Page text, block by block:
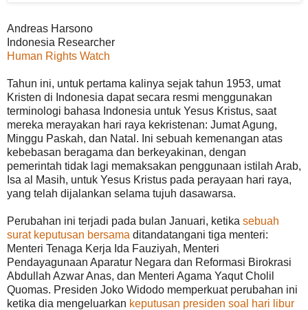
Andreas Harsono
Indonesia Researcher
Human Rights Watch
Tahun ini, untuk pertama kalinya sejak tahun 1953, umat
Kristen di Indonesia dapat secara resmi menggunakan
terminologi bahasa Indonesia untuk Yesus Kristus, saat
mereka merayakan hari raya kekristenan: Jumat Agung,
Minggu Paskah, dan Natal. Ini sebuah kemenangan atas
kebebasan beragama dan berkeyakinan, dengan
pemerintah tidak lagi memaksakan penggunaan istilah Arab,
Isa al Masih, untuk Yesus Kristus pada perayaan hari raya,
yang telah dijalankan selama tujuh dasawarsa.
Perubahan ini terjadi pada bulan Januari, ketika sebuah
surat keputusan bersama ditandatangani tiga menteri:
Menteri Tenaga Kerja Ida Fauziyah, Menteri
Pendayagunaan Aparatur Negara dan Reformasi Birokrasi
Abdullah Azwar Anas, dan Menteri Agama Yaqut Cholil
Quomas. Presiden Joko Widodo memperkuat perubahan ini
ketika dia mengeluarkan keputusan presiden soal hari libur